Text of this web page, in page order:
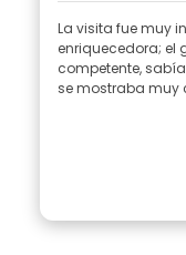
La visita fue muy
enriquecedora; el
competente,
se mostraba muy